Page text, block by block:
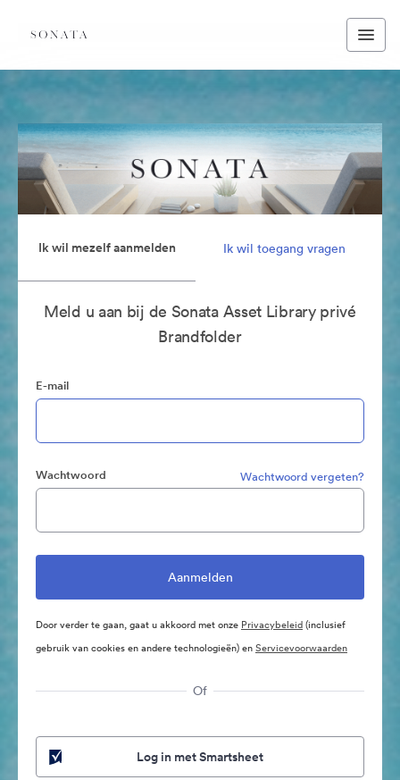
Ik wil mezelf aanmelden Ik wil toegang vragen
Meld u aan bij de Sonata Asset Library privé
Brandfolder
E-mail
Wachtwoord Wachtwoord vergeten?
Door verder te gaan, gaat u akkoord met onze Privacybeleid(inclusief
gebruik van cookies en andere technologieën) enServicevoorwaarden
Of
Log in met Smartsheet